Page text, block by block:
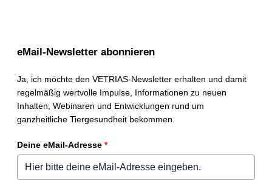
eMail-Newsletter abonnieren
Ja, ich möchte den VETRIAS-Newsletter erhalten und damit
regelmäßig wertvolle Impulse, Informationen zu neuen
Inhalten, Webinaren und Entwicklungen rund um
ganzheitliche Tiergesundheit bekommen.
Deine eMail-Adresse *